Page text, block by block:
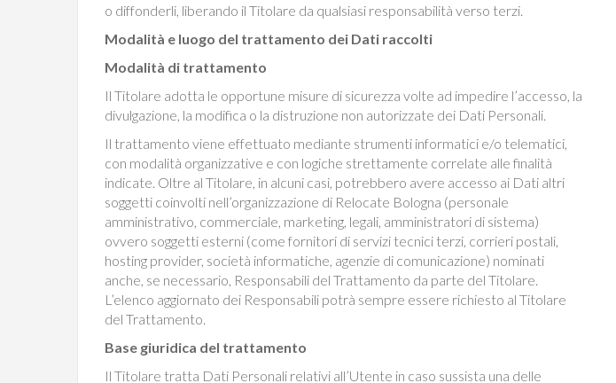
o diffonderli, liberando il Titolare da qualsiasi responsabilità verso terzi.
Modalità e luogo del trattamento dei Dati raccolti
Modalità di trattamento
Il Titolare adotta le opportune misure di sicurezza volte ad impedire l’accesso, la
divulgazione, la modifica o la distruzione non autorizzate dei Dati Personali.
Il trattamento viene effettuato mediante strumenti informatici e/o telematici,
con modalità organizzative e con logiche strettamente correlate alle finalità
indicate. Oltre al Titolare, in alcuni casi, potrebbero avere accesso ai Dati altri
soggetti coinvolti nell’organizzazione di Relocate Bologna (personale
amministrativo, commerciale, marketing, legali, amministratori di sistema)
ovvero soggetti esterni (come fornitori di servizi tecnici terzi, corrieri postali,
hosting provider, società informatiche, agenzie di comunicazione) nominati
anche, se necessario, Responsabili del Trattamento da parte del Titolare.
L’elenco aggiornato dei Responsabili potrà sempre essere richiesto al Titolare
del Trattamento.
Base giuridica del trattamento
Il Titolare tratta Dati Personali relativi all’Utente in caso sussista una delle